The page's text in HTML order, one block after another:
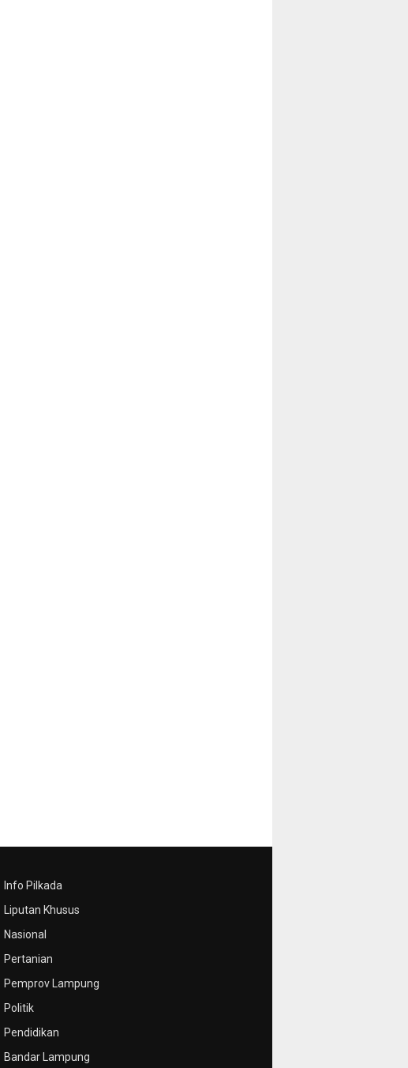
Info Pilkada
Liputan Khusus
Nasional
Pertanian
Pemprov Lampung
Politik
Pendidikan
Bandar Lampung